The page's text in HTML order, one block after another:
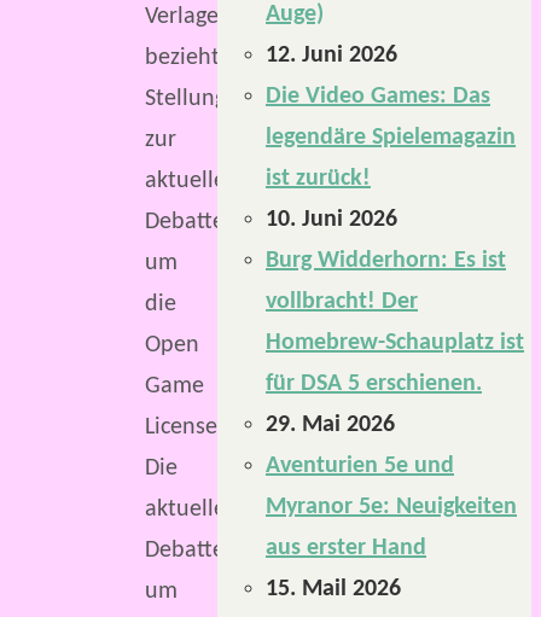
Verlage
bezieht
Stellung
zur
aktuellen
Debatte
um
die
Open
Game
License.
Die
aktuelle
Debatte
um
Auge)
12. Juni 2026
Die Video Games: Das
legendäre Spielemagazin
ist zurück!
10. Juni 2026
Burg Widderhorn: Es ist
vollbracht! Der
Homebrew-Schauplatz ist
für DSA 5 erschienen.
29. Mai 2026
Aventurien 5e und
Myranor 5e: Neuigkeiten
aus erster Hand
15. Mail 2026